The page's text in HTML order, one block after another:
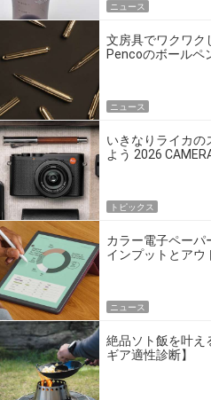
ニュース
文房具でワクワク
Pencoのボールペ
ニュース
いきなりライカの
よう 2026
トピックス
カラー電子ペーパ
インプットとアウ
ニュース
絶品ソト飯を叶え
ギア適性診断】